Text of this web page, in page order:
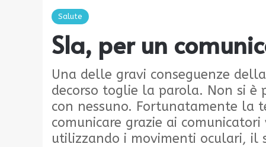
Salute
Sla, per un
Una delle gravi conseguenze della
decorso toglie la parola. Non si è
con nessuno. Fortunatamente la
comunicare grazie ai
utilizzando i movimenti oculari, il